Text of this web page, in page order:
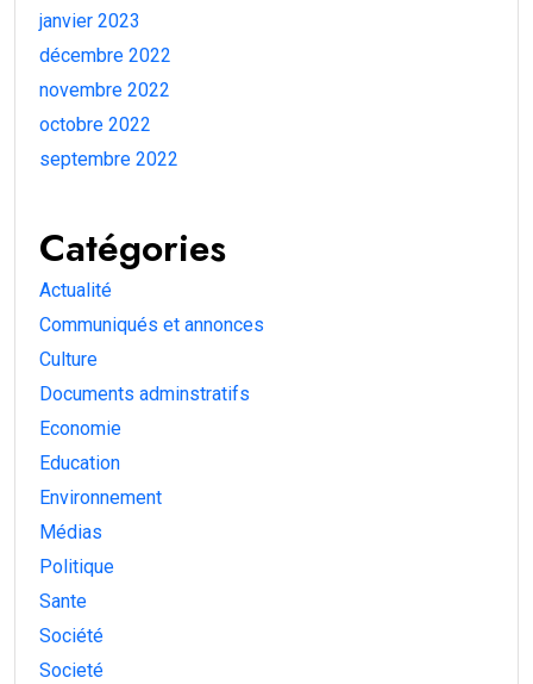
janvier 2023
décembre 2022
novembre 2022
octobre 2022
septembre 2022
Catégories
Actualité
Communiqués et annonces
Culture
Documents adminstratifs
Economie
Education
Environnement
Médias
Politique
Sante
Société
Societé